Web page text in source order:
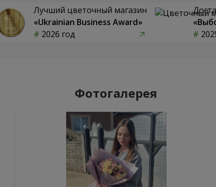
Лучший цветочный магазин
«Ukrainian Business Award»
2026 год
Фотогалерея